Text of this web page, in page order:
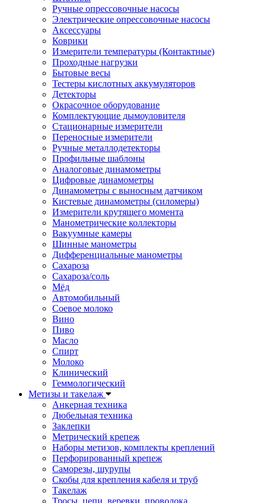
Ручные опрессовочные насосы
Электрические опрессовочные насосы
Аксессуары
Коврики
Измерители температуры (Контактные)
Проходные нагрузки
Бытовые весы
Тестеры кислотных аккумуляторов
Детекторы
Окрасочное оборудование
Комплектующие дымоуловителя
Стационарные измерители
Переносные измерители
Ручные металлодетекторы
Профильные шаблоны
Аналоговые динамометры
Цифровые динамометры
Динамометры с выносным датчиком
Кистевые динамометры (силомеры)
Измерители крутящего момента
Манометрические коллекторы
Вакуумные камеры
Шинные манометры
Дифференциальные манометры
Сахароза
Сахароза/соль
Мёд
Автомобильный
Соевое молоко
Вино
Пиво
Масло
Спирт
Молоко
Клинический
Геммологический
Метизы и такелаж
Анкерная техника
Дюбельная техника
Заклепки
Метрический крепеж
Наборы метизов, комплекты креплений
Перфорированный крепеж
Саморезы, шурупы
Скобы для крепления кабеля и труб
Такелаж
Тросы, цепи, веревки, проволока